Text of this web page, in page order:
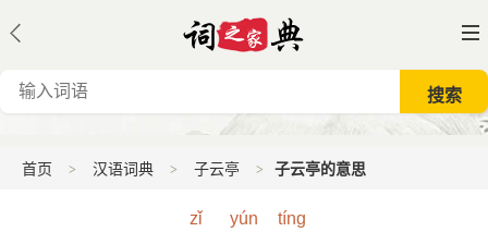
首页 汉语词典 子云亭 子云亭的意思
zǐ yún tíng